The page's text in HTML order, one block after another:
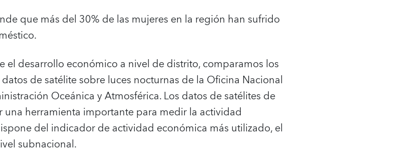
que más del 30% de las mujeres en la región han sufrido
el desarrollo económico a nivel de distrito, comparamos los
de satélite sobre luces nocturnas de la Oficina Nacional
Oceánica y Atmosférica. Los datos de satélites de
una herramienta importante para medir la actividad
del indicador de actividad económica más utilizado, el
subnacional.